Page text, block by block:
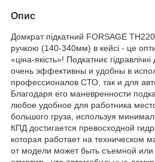
Опис
Домкрат підкатний FORSAGE
ручкою (140-340мм) в кейсі - це
«ціна-якість»! Подкатниє
очень эффективны и удобны в
профессионалов СТО, так и для
Благодаря его маневренности
любое удобное для работника
большого груза, используя
КПД достигается превосходной
которая работает на техническом
от модели может быть съемной